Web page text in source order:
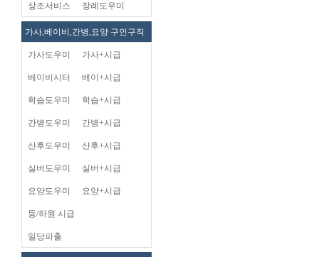
상조서비스 장례도우미
가사,베이비,간병,요양 구인구직
가사도우미 가사+시급
베이비시터 베이+시급
학습도우미 학습+시급
간병도우미 간병+시급
산후도우미 산후+시급
실버도우미 실버+시급
요양도우미 요양+시급
등/하원 시급
일당파출